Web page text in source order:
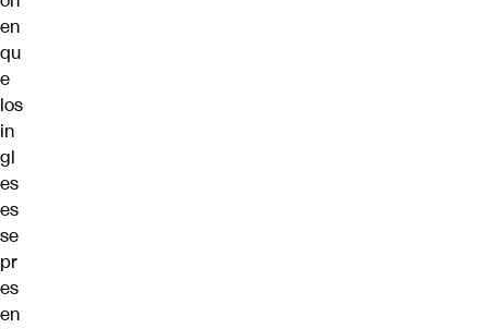
en
qu
e
los
in
gl
es
es
se
pr
es
en